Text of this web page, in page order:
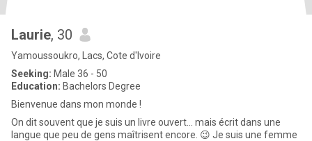
Laurie, 30
Yamoussoukro, Lacs, Cote d'Ivoire
Seeking: Male 36 - 50
Education: Bachelors Degree
Bienvenue dans mon monde !
​On dit souvent que je suis un livre ouvert... mais écrit dans une
langue que peu de gens maîtrisent encore. 😉 ​Je suis une femme